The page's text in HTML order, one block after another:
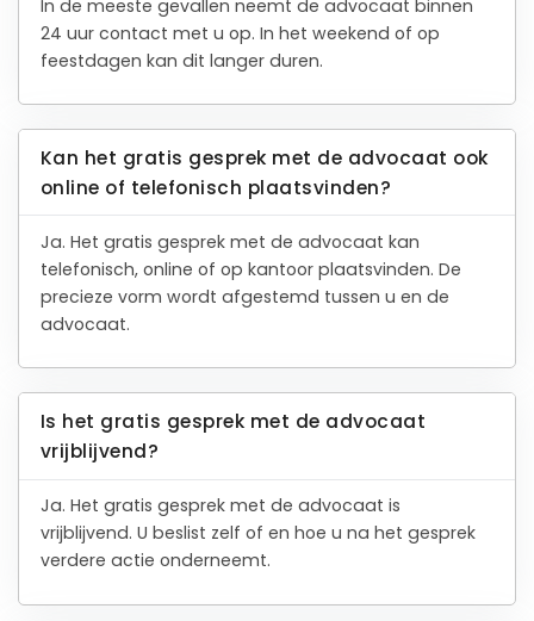
In de meeste gevallen neemt de advocaat binnen
24 uur contact met u op. In het weekend of op
feestdagen kan dit langer duren.
Kan het gratis gesprek met de advocaat ook
online of telefonisch plaatsvinden?
Ja. Het gratis gesprek met de advocaat kan
telefonisch, online of op kantoor plaatsvinden. De
precieze vorm wordt afgestemd tussen u en de
advocaat.
Is het gratis gesprek met de advocaat
vrijblijvend?
Ja. Het gratis gesprek met de advocaat is
vrijblijvend. U beslist zelf of en hoe u na het gesprek
verdere actie onderneemt.